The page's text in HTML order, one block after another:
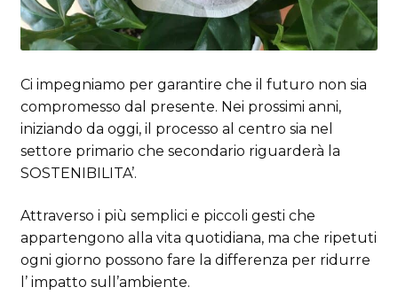
Ci impegniamo per garantire che il futuro non sia
compromesso dal presente. Nei prossimi anni,
iniziando da oggi, il processo al centro sia nel
settore primario che secondario riguarderà la
SOSTENIBILITA’.
Attraverso i più semplici e piccoli gesti che
appartengono alla vita quotidiana, ma che ripetuti
ogni giorno possono fare la differenza per ridurre
l’ impatto sull’ambiente.